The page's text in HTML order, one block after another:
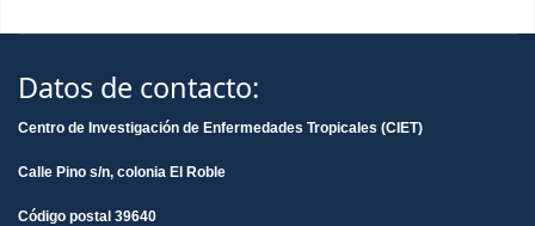
Datos de contacto:
Centro de Investigación de Enfermedades Tropicales (CIET)
Calle Pino s/n, colonia El Roble
Código postal 39640